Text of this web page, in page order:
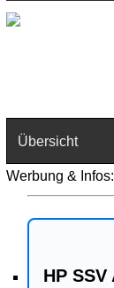
Übersicht
Technik
Web
Werbung & Infos:
HP